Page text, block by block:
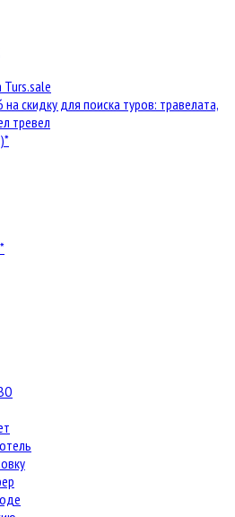
скидку для поиска туров: травелата,
тревел